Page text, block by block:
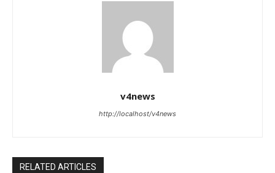
v4news
http://localhost/v4news
RELATED ARTICLES